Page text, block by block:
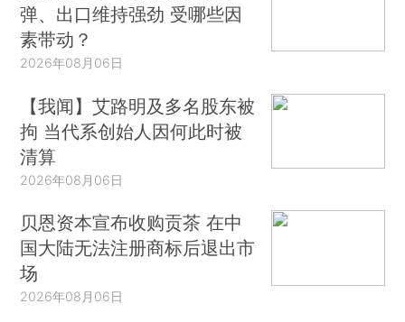
弹、出口维持强劲 受哪些因
素带动？
2026年08月06日
【我闻】艾路明及多名股东被
拘 当代系创始人因何此时被
清算
2026年08月06日
贝恩资本宣布收购贡茶 在中
国大陆无法注册商标后退出市
场
2026年08月06日